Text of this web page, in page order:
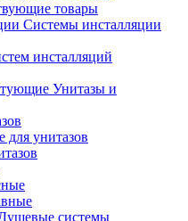
товары
Системы инсталляции
инсталляций
Унитазы и
унитазов
системы